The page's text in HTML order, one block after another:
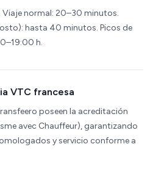
Viaje normal: 20–30 minutos.
hasta 40 minutos. Picos de
h.
VTC francesa
poseen la acreditación
avec Chauffeur), garantizando
y servicio conforme a